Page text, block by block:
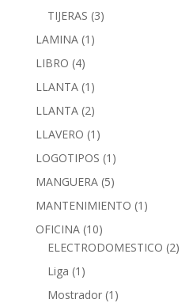
TIJERAS (3)
LAMINA (1)
LIBRO (4)
LLANTA (1)
LLANTA (2)
LLAVERO (1)
LOGOTIPOS (1)
MANGUERA (5)
MANTENIMIENTO (1)
OFICINA (10)
ELECTRODOMESTICO (2)
Liga (1)
Mostrador (1)